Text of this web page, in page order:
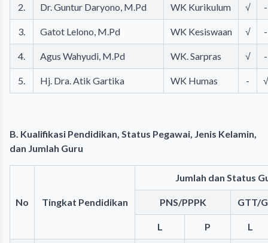
2. Dr. Guntur Daryono, M.Pd WK Kurikulum √ -
3. Gatot Lelono, M.Pd WK Kesiswaan √ -
4. Agus Wahyudi, M.Pd WK. Sarpras √ -
5. Hj. Dra. Atik Gartika WK Humas - √
B. Kualifikasi Pendidikan, Status Pegawai, Jenis Kelamin,
dan Jumlah Guru
No Tingkat Pendidikan
Jumlah dan Status
PNS/PPPK GTT/
L P L